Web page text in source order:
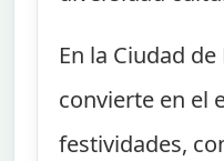
En la Ciudad
convierte en el
festividades,